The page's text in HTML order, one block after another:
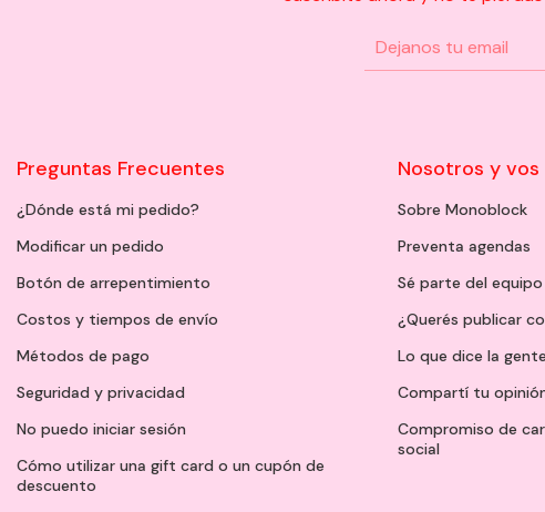
Preguntas Frecuentes
¿Dónde está mi pedido?
Modificar un pedido
Botón de arrepentimiento
Costos y tiempos de envío
Métodos de pago
Seguridad y privacidad
No puedo iniciar sesión
Cómo utilizar una gift card o un cupón de
descuento
Nosotros y vos
Sobre Monoblock
Preventa agendas
Sé parte del equipo
¿Querés publicar
Lo que dice la gente
Compartí tu
Compromiso de
social